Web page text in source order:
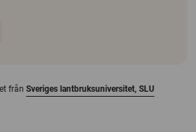
från Sveriges lantbruksuniversitet, SLU